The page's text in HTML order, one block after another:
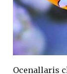
Ocenallaris